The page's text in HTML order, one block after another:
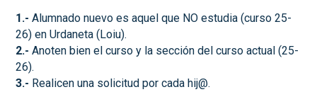
1.- Alumnado nuevo es aquel que NO estudia (curso 25-
26) en Urdaneta (Loiu).
2.- Anoten bien el curso y la sección del curso actual (25-
26).
3.- Realicen una solicitud por cada hij@.